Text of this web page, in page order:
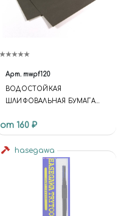
Арт. mwpf120
BОДОСТОЙКАЯ
ШЛИФОВАЛЬНАЯ БУМАГА
от 160 ₽
hasegawa